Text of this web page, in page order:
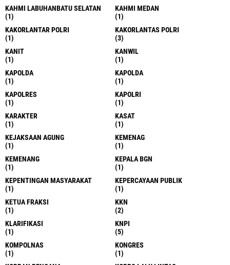
KAHMI LABUHANBATU SELATAN
(1)
KAHMI MEDAN
(1)
KAKORLANTAR POLRI
(1)
KAKORLANTAS POLRI
(3)
KANIT
(1)
KANWIL
(1)
KAPOLDA
(1)
KAPOLDA
(1)
KAPOLRES
(1)
KAPOLRI
(1)
KARAKTER
(1)
KASAT
(1)
KEJAKSAAN AGUNG
(1)
KEMENAG
(1)
KEMENANG
(1)
KEPALA BGN
(1)
KEPENTINGAN MASYARAKAT
(1)
KEPERCAYAAN PUBLIK
(1)
KETUA FRAKSI
(1)
KKN
(2)
KLARIFIKASI
(1)
KNPI
(5)
KOMPOLNAS
(1)
KONGRES
(1)